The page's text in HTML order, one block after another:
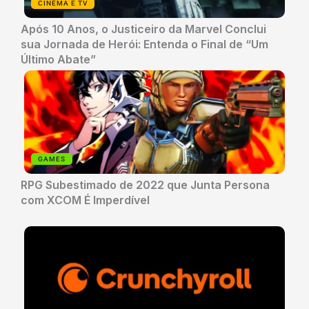
CINEMA E TV
Após 10 Anos, o Justiceiro da Marvel Conclui
sua Jornada de Herói: Entenda o Final de “Um
Último Abate”
GAMES
RPG Subestimado de 2022 que Junta Persona
com XCOM É Imperdível